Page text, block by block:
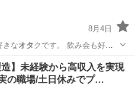
8月4日
きなオタ クです。 飲み会も好き
中
造】未経験から高収入を実現
の職場/土日休みでプ…